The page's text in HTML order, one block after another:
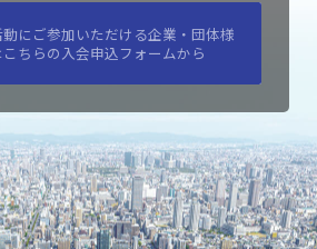
動にご参加いただける企業・団体様
こちらの入会申込フォームから